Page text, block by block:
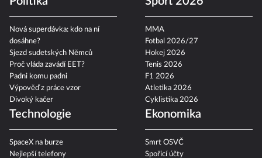
Nová superdávka: kdo na ní
dosáhne?
Sjezd sudetských Němců
Proč vláda zavádí EET?
Padni komu padni
Výpověď z práce vzor
Divoký kačer
MMA
Fotbal 2026/27
Hokej 2026
Tenis 2026
F1 2026
Atletika 2026
Cyklistika 2026
Technologie
SpaceX na burze
Nejlepší telefony
Ekonomika
Smrt OSVČ
Spořicí účty